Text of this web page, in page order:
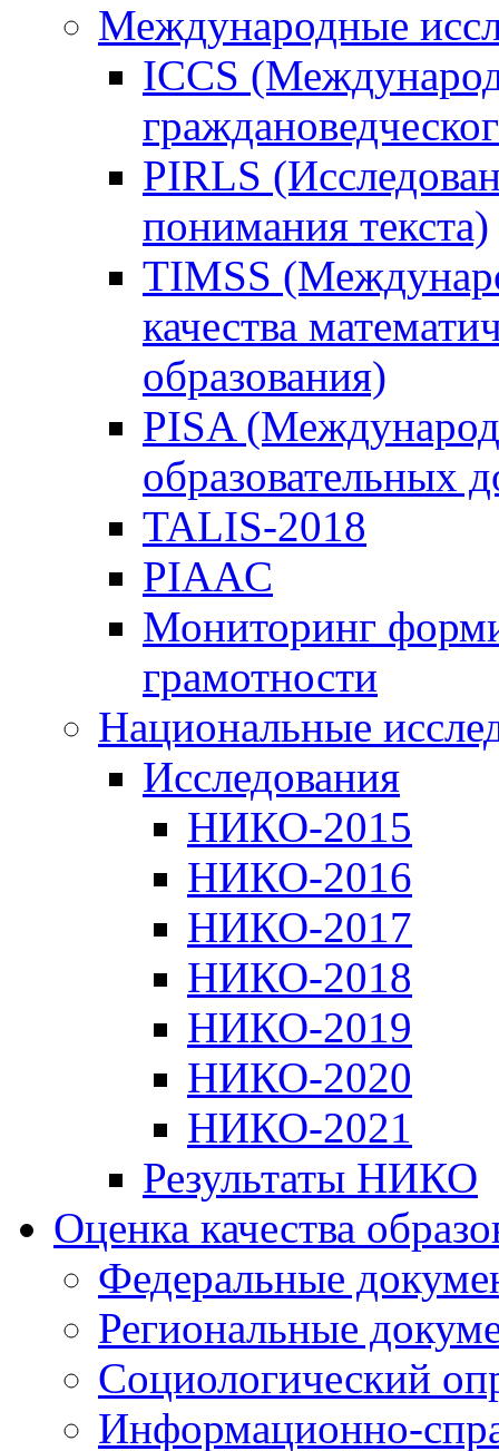
Международные
ICCS
PIRLS
понимания текста)
TIMSS
качества
образования)
PISA
образовательных
TALIS-2018
PIAAC
Мониторинг
грамотности
Национальные
Исследования
НИКО-2015
НИКО-2016
НИКО-2017
НИКО-2018
НИКО-2019
НИКО-2020
НИКО-2021
Результаты НИКО
Оценка качества
Федеральные
Региональные
Социологический
Информационно-